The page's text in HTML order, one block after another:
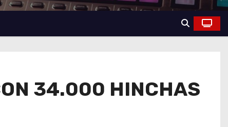
34.000 HINCHAS